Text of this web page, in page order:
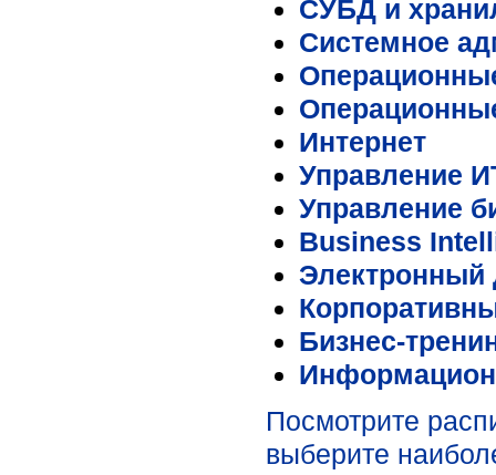
СУБД и
Системное
Интернет
Управление
Управление
Business
Электронный
Бизнес-
Посмотрите
выберите